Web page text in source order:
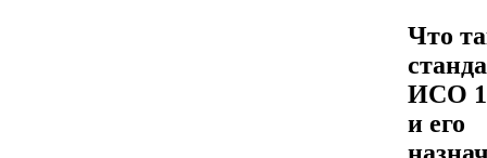
Что
ИСО
и его